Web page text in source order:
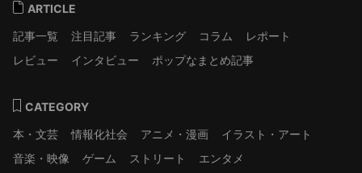
ARTICLE
記事一覧
注目記事 ランキング コラム
レポート
レビュー
インタビュー ポップなまとめ記事
CATEGORY
本・文芸
情報化社会 アニメ・漫画
イラスト・アート
音楽・映像
ゲーム ストリート エンタメ